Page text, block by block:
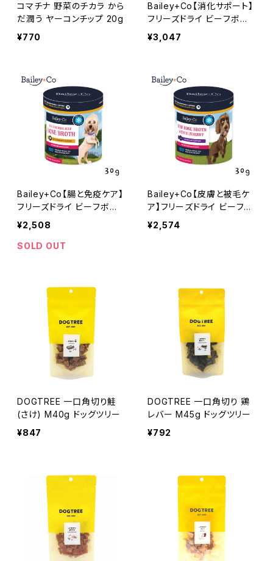
コマチナ 野菜のチカラ から
だ潤う ヤーコンチップ 20g
¥770
Bailey+Co【消化サポート】
フリーズドライ ビーフボー
ンブロス プロバイオティク
ス 30g ベイリーコー
¥3,047
Bailey+Co【腸と免疫ケア】
フリーズドライ ビーフボー
ンブロス オリジナル 30g
ベイリーコー
¥2,508
SOLD OUT
Bailey+Co【皮膚と被毛ケ
ア】フリーズドライ ビーフボ
ーンブロス ブルーベリー 3
0g ベイリーコー
¥2,574
DOGTREE 一口角切り鮭
(さけ) M40g ドッグツリー
¥847
DOGTREE 一口角切り 鶏
レバー M45g ドッグツリー
¥792